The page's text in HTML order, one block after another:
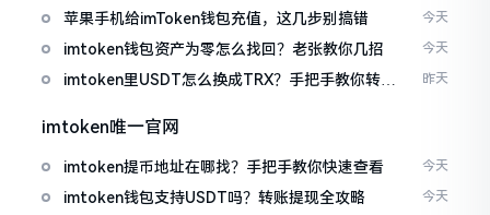
免追涨杀跌被套牢
苹果手机给imToken钱包充值，这几步别搞错 今天
imtoken钱包资产为零怎么找回？老张教你几招 今天
imtoken里USDT怎么换成TRX？手把手教你转成
昨天
imtoken唯一官网
imtoken提币地址在哪找？手把手教你快速查看 今天
imtoken钱包支持USDT吗？转账提现全攻略 今天